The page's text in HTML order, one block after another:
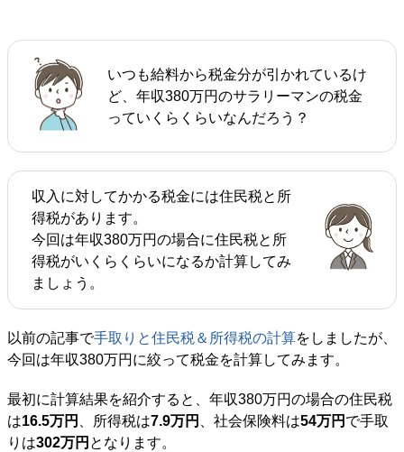
いつも給料から税金分が引かれているけ
ど、年収380万円のサラリーマンの税金
っていくらくらいなんだろう？
収入に対してかかる税金には住民税と所
得税があります。
今回は年収380万円の場合に住民税と所
得税がいくらくらいになるか計算してみ
ましょう。
以前の記事で手取りと住民税＆所得税の計算をしましたが、
今回は年収380万円に絞って税金を計算してみます。
最初に計算結果を紹介すると、年収380万円の場合の住民税
は16.5万円 、所得税は7.9万円 、社会保険料は54万円 で手取
りは302万円 となります。